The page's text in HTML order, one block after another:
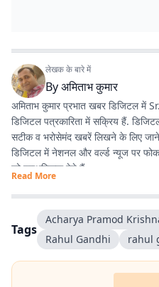
लेखक के बारे में
Byअमिताभ कुमार
अमिताभ कुमार प्रभात खबर डिजिटल
डिजिटल पत्रकारिता में सक्रिय हैं.
सटीक व भरोसेमंद खबरें लिखने के लिए
डिजिटल में नेशनल और वर्ल्ड न्यूज पर
को प्राथमिकता देते हैं.
अमिताभ 1 अप्रैल 2011 से प्रभात
पत्रकारिता में सक्रिय रहे. खबरों को
करना इनकी खासियत है. डिजिटल के साथ-
खासकर ‘पंचायतनामा’ के लिए गांवों में जाकर
अनुभव है.
Read More
Tags
Acharya Pramod
Rahul Gandhi
rahul